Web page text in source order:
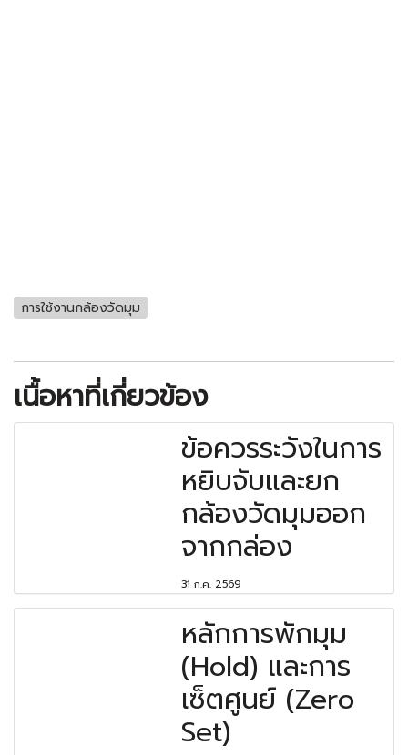
การใช้งานกล้องวัดมุม
เนื้อหาที่เกี่ยวข้อง
ข้อควรระวังในการ
หยิบจับและยก
กล้องวัดมุมออก
จากกล่อง
31 ก.ค. 2569
หลักการพักมุม
(Hold) และการ
เซ็ตศูนย์ (Zero
Set)